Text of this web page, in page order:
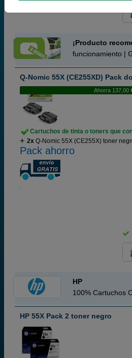
¡Producto
funcionamiento |
Q-Nomic 55X (CE255XD) Pack
Ahorra 137,00
Cartuchos de tinta o toners que
2x Q-Nomic 55X (CE255X) toner
Pack ahorro
HP
100% Cartuchos
HP 55X Pack 2 toner negro